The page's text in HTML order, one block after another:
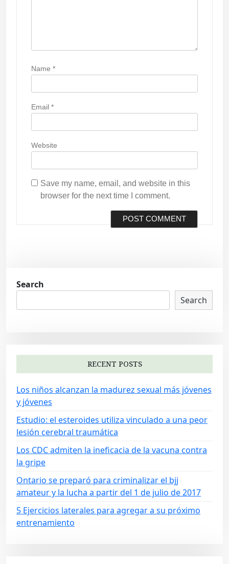
Name *
Email *
Website
Save my name, email, and website in this
browser for the next time I comment.
Search
Search
RECENT POSTS
Los niños alcanzan la madurez sexual más jóvenes
y jóvenes
Estudio: el esteroides utiliza vinculado a una peor
lesión cerebral traumática
Los CDC admiten la ineficacia de la vacuna contra
la gripe
Ontario se preparó para criminalizar el bjj
amateur y la lucha a partir del 1 de julio de 2017
5 Ejercicios laterales para agregar a su próximo
entrenamiento